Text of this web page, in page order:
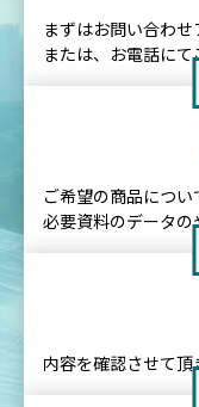
まずはお問い合わせ
または、お電話に
ご希望の商品につい
必要資料のデータの
内容を確認させて頂